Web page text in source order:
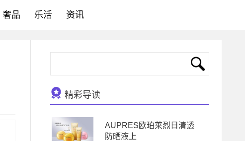
奢品 乐活 资讯
精彩导读
AUPRES欧珀莱烈日清透
防晒液上